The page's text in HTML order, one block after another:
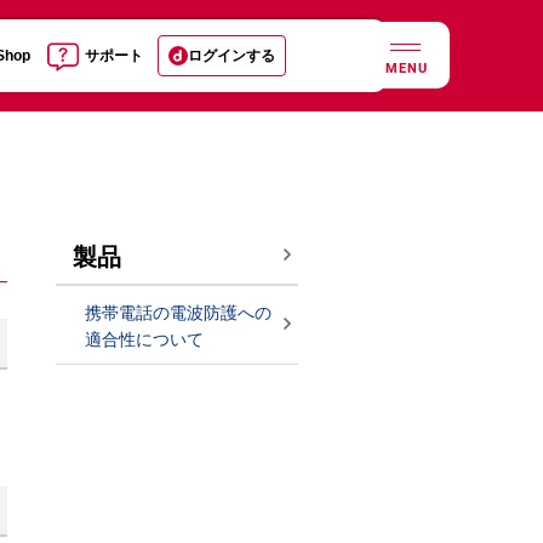
サポート ログインする
MENU
製品
携帯電話の電波防護への
適合性について